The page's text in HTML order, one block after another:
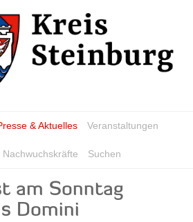
& Aktuelles Veranstaltungen
Suchen
am Sonntag
Domini